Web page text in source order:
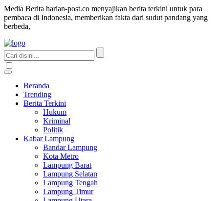
Media Berita harian-post.co menyajikan berita terkini untuk para
pembaca di Indonesia, memberikan fakta dari sudut pandang yang
berbeda,
Beranda
Trending
Berita Terkini
Hukum
Kriminal
Politik
Kabar Lampung
Bandar Lampung
Kota Metro
Lampung Barat
Lampung Selatan
Lampung Tengah
Lampung Timur